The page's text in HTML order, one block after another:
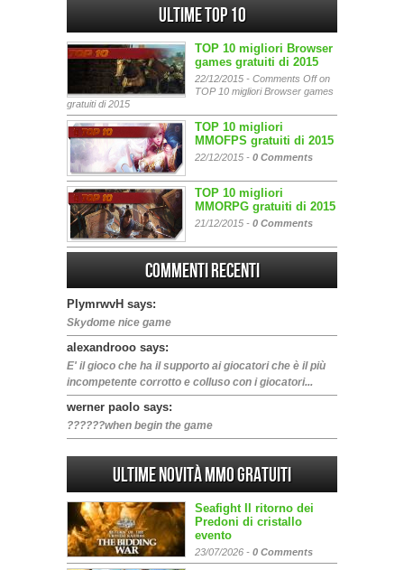
Ultime Top 10
TOP 10 migliori Browser
games gratuiti di 2015
22/12/2015 - Comments Offon
TOP 10 migliori Browser games
gratuiti di 2015
TOP 10 migliori
MMOFPS gratuiti di 2015
22/12/2015 - 0 Comments
TOP 10 migliori
MMORPG gratuiti di 2015
21/12/2015 - 0 Comments
Commenti Recenti
PIymrwvH says:
Skydome nice game
alexandrooo says:
E' il gioco che ha il supporto ai giocatori che è il più
incompetente corrotto e colluso con i giocatori...
werner paolo says:
??????when begin the game
Ultime Novità MMO gratuiti
Seafight Il ritorno dei
Predoni di cristallo
evento
23/07/2026 - 0 Comments